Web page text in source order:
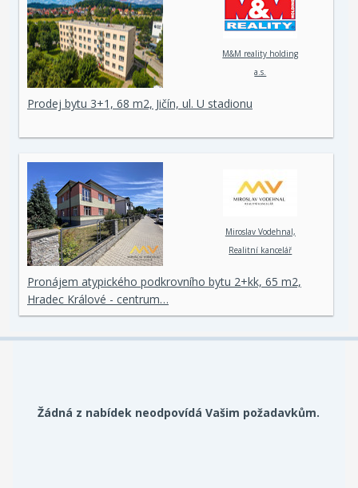
M&M reality holding
a.s.
Prodej bytu 3+1, 68 m2, Jičín, ul. U stadionu
Miroslav Vodehnal,
Realitní kancelář
Pronájem atypického podkrovního bytu 2+kk, 65 m2,
Hradec Králové - centrum…
Žádná z nabídek neodpovídá Vašim požadavkům.